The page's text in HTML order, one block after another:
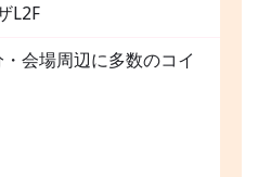
L2F
会場周辺に多数のコイ